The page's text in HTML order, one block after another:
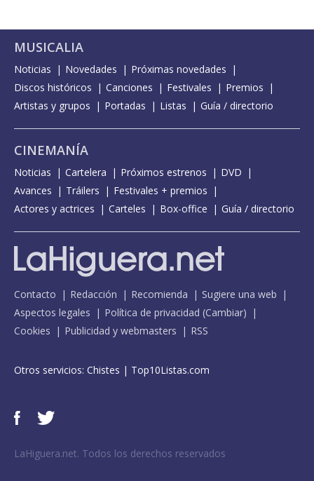
MUSICALIA
Noticias Novedades
Próximas novedades
Discos históricos
Canciones Festivales
Premios
Artistas y grupos
Portadas Listas Guía / directorio
CINEMANÍA
Noticias Cartelera Próximos estrenos
DVD
Avances
Tráilers
Festivales + premios
Actores y actrices
Carteles Box-office Guía / directorio
Contacto Redacción Recomienda
Sugiere una web
Aspectos legales
Política de privacidad (Cambiar)
Cookies
Publicidad y webmasters RSS
Otros servicios: Chistes | Top10Listas.com
LaHiguera.net. Todos los derechos reservados